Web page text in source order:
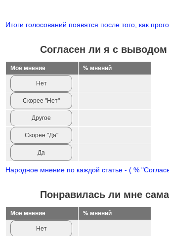
Итоги голосований появятся после того, как
Согласен ли я с выводом
Моё мнение % мнений
Нет
Скорее "Нет"
Другое
Скорее "Да"
Да
Народное мнение по каждой статье - ( %
Понравилась ли мне
Моё мнение % мнений
Нет